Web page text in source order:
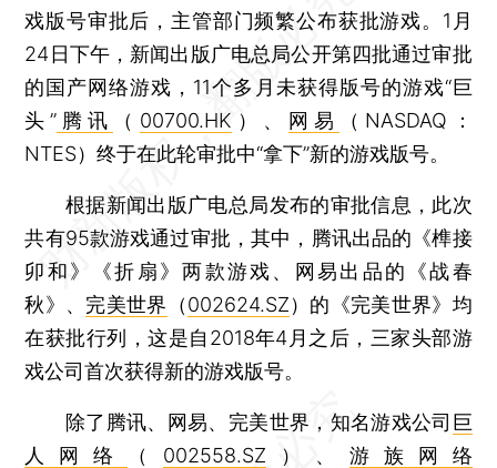
戏版号审批后，主管部门频繁公布获批游戏。1月
24日下午，新闻出版广电总局公开第四批通过审批
的国产网络游戏，11个多月未获得版号的游戏“巨
头” 腾讯 （ 00700.HK ）、 网易
（NASDAQ：
NTES）终于在此轮审批中“拿下”新的游戏版号。
根据新闻出版广电总局发布的审批信息，此次
共有95款游戏通过审批，其中，腾讯出品的《榫接
卯和》《折扇》两款游戏、网易出品的《战春
秋》、 完美世界 （002624.SZ）的《完美世界》均
在获批行列，这是自2018年4月之后，三家头部游
戏公司首次获得新的游戏版号。
除了腾讯、网易、完美世界，知名游戏公司 巨
人网络
（ 002558.SZ ）、 游族网络